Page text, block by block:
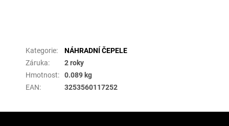
Kategorie:
NÁHRADNÍ ČEPELE
Záruka:
2 roky
Hmotnost:
0.089 kg
EAN: 3253560117252